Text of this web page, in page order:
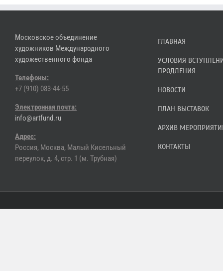
Московское объединение
художников Международного
художественного фонда
Телефоны:
+7 (910) 083-44-55
Электронная почта:
info@artfund.ru
Адрес:
Россия, Москва, Малый Кисельный
переулок, д. 4, стр. 1 (м. Трубная)
ГЛАВНАЯ
УСЛОВИЯ
ПРОДЛЕНИЯ
НОВОСТИ
ПЛАН ВЫСТАВОК
АРХИВ
КОНТАКТЫ